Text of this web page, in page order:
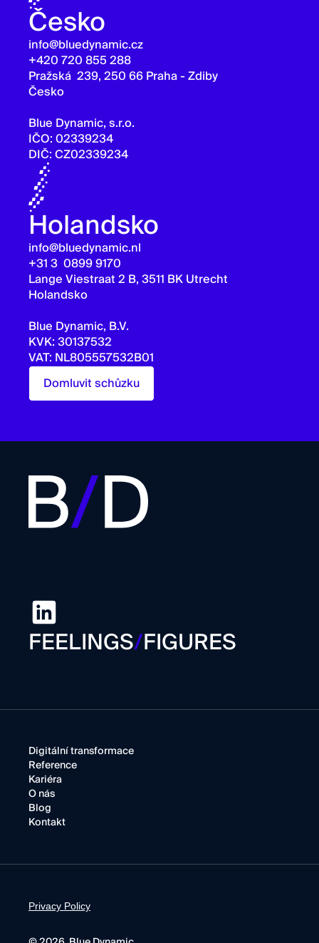
Česko
info@bluedynamic.cz
+420 720 855 288
Pražská 239, 250 66 Praha - Zdiby
Česko
Blue Dynamic, s.r.o.
IČO: 02339234
DIČ: CZ02339234
Holandsko
info@bluedynamic.nl
+31 3 0899 9170
Lange Viestraat 2 B, 3511 BK Utrecht
Holandsko
Blue Dynamic, B.V.
KVK: 30137532
VAT: NL805557532B01
Domluvit schůzku
FEELINGS/FIGURES
Digitální transformace
Reference
Kariéra
O nás
Blog
Kontakt
Privacy Policy